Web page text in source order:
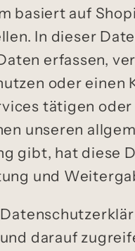
basiert auf
In dieser
erfassen,
oder einen
tätigen
unseren
gibt, hat diese
und
darauf